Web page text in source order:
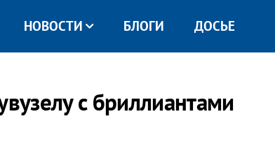
НОВОСТИ БЛОГИ ДОСЬЕ
с бриллиантами